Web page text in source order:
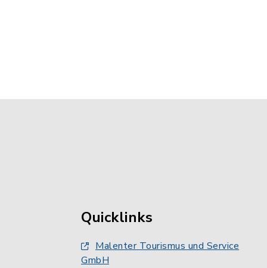
Quicklinks
Malenter Tourismus und Service
GmbH